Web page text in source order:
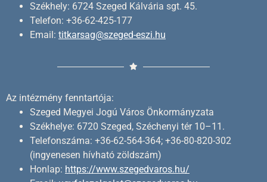
Székhely: 6724 Szeged Kálvária sgt. 45.
Telefon: +36-62-425-177
Email: titkarsag@szeged-eszi.hu
Az intézmény fenntartója:
Szeged Megyei Jogú Város Önkormányzata
Székhelye: 6720 Szeged, Széchenyi tér 10–11.
Telefonszáma: +36-62-564-364; +36-80-820-302
(ingyenesen hívható zöldszám)
Honlap: https://www.szegedvaros.hu/